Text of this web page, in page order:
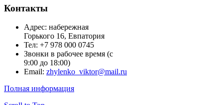
Контакты
Адрес: набережная
Горького 16, Евпатория
Тел: +7 978 000 0745
Звонки в рабочее время (с
9:00 до 18:00)
Email: zhylenko_viktor@mail.ru
Полная информация